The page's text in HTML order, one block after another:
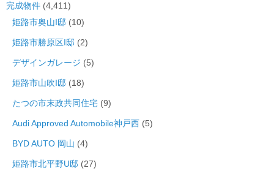
完成物件 (4,411)
姫路市奥山I邸 (10)
姫路市勝原区I邸 (2)
デザインガレージ (5)
姫路市山吹I邸 (18)
たつの市末政共同住宅 (9)
Audi Approved Automobile神戸西 (5)
BYD AUTO 岡山 (4)
姫路市北平野U邸 (27)